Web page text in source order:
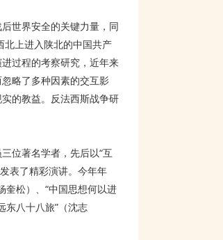
世界安全的关键力量，同
北上进入陕北的中国共产
过程的考察研究，近年来
略了多种因素的交互影
的教益。反法西斯战争研
位著名学者，先后以“互
表了精彩演讲。今年年
奎松）、“中国思想何以进
东八十八旅”（沈志